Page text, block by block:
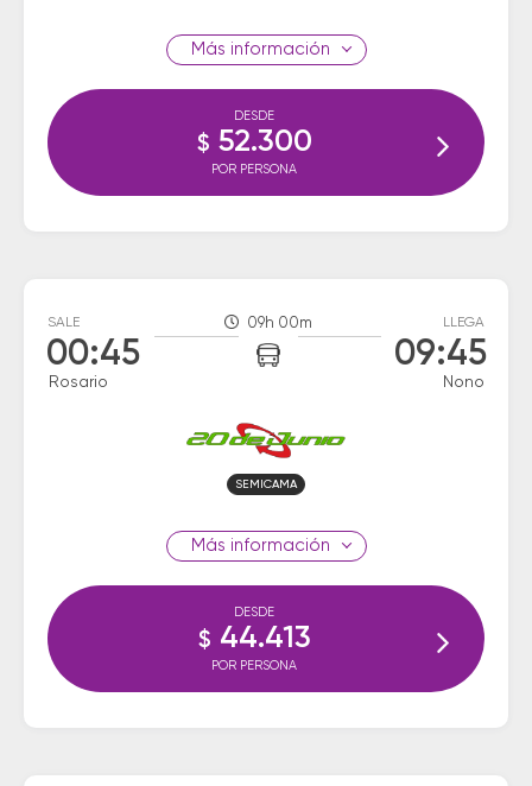
información
DESDE
$ 52.300
POR PERSONA
SALE
00:45
Rosario
09h 00m LLEGA
09:45
Nono
SEMICAMA
información
DESDE
$ 44.413
POR PERSONA